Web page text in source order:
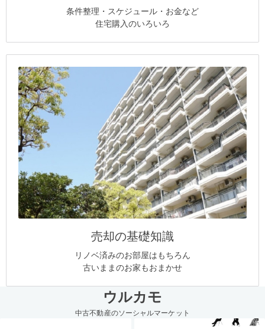
条件整理・スケジュール・お金など
住宅購入のいろいろ
売却の基礎知識
リノベ済みのお部屋はもちろん
古いままのお家もおまかせ
ウルカモ
中古不動産のソーシャルマーケット